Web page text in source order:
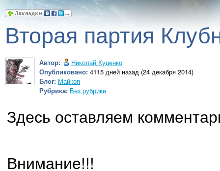
Вторая партия
Автор:
Николай Куценко
Опубликовано: 4115 дней назад (24 декабря 2014)
Блог: Майкоп
Рубрика: Без рубрики
Здесь оставляем
Внимание!!!